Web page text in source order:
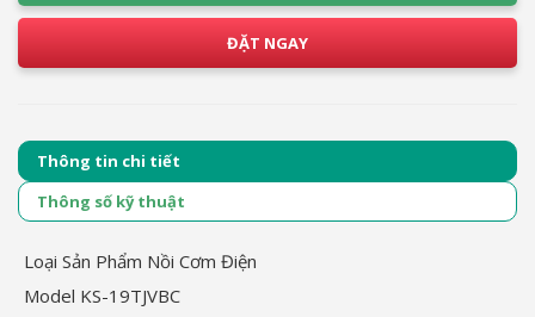
ĐẶT NGAY
Thông tin chi tiết
Thông số kỹ thuật
Loại Sản Phẩm Nồi Cơm Điện
Model KS-19TJVBC